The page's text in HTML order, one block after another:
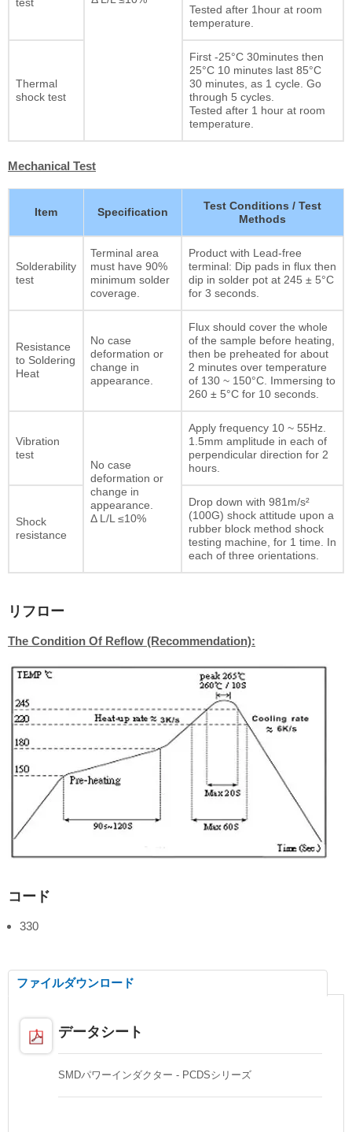
test
Tested after 1hour at room
temperature.
Thermal
shock test
First -25°C 30minutes then
25°C 10 minutes last 85°C
30 minutes, as 1 cycle. Go
through 5 cycles.
Tested after 1 hour at room
temperature.
Mechanical Test
Item Specification
Test Conditions / Test
Methods
Solderability
test
Terminal area
must have 90%
minimum solder
coverage.
Product with Lead-free
terminal: Dip pads in flux then
dip in solder pot at 245 ± 5°C
for 3 seconds.
Resistance
to Soldering
Heat
No case
deformation or
change in
appearance.
Flux should cover the whole
of the sample before heating,
then be preheated for about
2 minutes over temperature
of 130 ~ 150°C. Immersing to
260 ± 5°C for 10 seconds.
Vibration
test
No case
deformation or
change in
appearance.
Δ L/L ≤10%
Apply frequency 10 ~ 55Hz.
1.5mm amplitude in each of
perpendicular direction for 2
hours.
Shock
resistance
Drop down with 981m/s²
(100G) shock attitude upon a
rubber block method shock
testing machine, for 1 time. In
each of three orientations.
リフロー
The Condition Of Reflow (Recommendation):
コード
330
ファイルダウンロード
データシート
SMDパワーインダクター - PCDSシリーズ